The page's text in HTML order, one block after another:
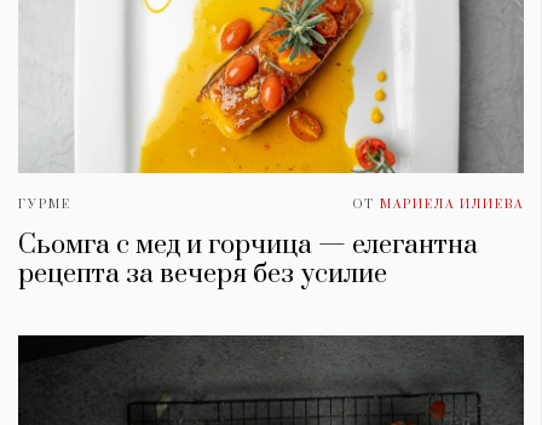
ГУРМЕ ОТ МАРИЕЛА ИЛИЕВА
Сьомга с мед и горчица — елегантна
рецепта за вечеря без усилие